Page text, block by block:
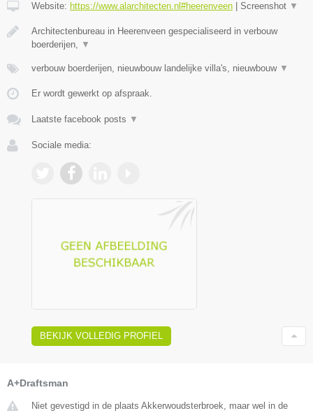
Website: https://www.alarchitecten.nl#heerenveen Screenshot ▼
Architectenbureau in Heerenveen gespecialiseerd in verbouw
boerderijen, ▼
verbouw boerderijen, nieuwbouw landelijke villa's, nieuwbouw ▼
Er wordt gewerkt op afspraak.
Laatste facebook posts ▼
Sociale media:
BEKIJK VOLLEDIG PROFIEL
A+Draftsman
Niet gevestigd in de plaats Akkerwoudsterbroek, maar wel in de